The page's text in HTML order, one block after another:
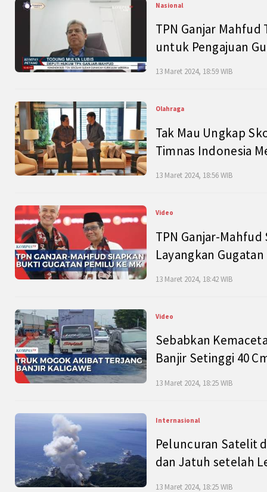
Nasional
TPN Ganjar
untuk Pengajuan
13 Maret 2024, 18:59 WIB
Olahraga
Tak Mau Ungkap
Timnas Indonesia
13 Maret 2024, 18:56 WIB
Video
TPN Ganjar-
Layangkan
13 Maret 2024, 18:42 WIB
Video
Sebabkan
Banjir Setinggi 40
13 Maret 2024, 18:25 WIB
Internasional
Peluncuran Satelit
dan Jatuh setelah
13 Maret 2024, 18:25 WIB